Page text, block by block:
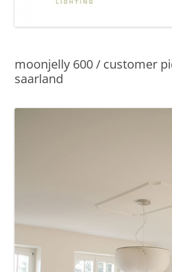
moonjelly 600 / customer
saarland